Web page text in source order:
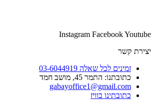
Instagram FacebookYoutube
יצירת קשר
זמינים לכל שאלה 03-6044919
כתובתנו: התמר 45, מושב חמד​
gabayoffice1@gmail.com
כתובתינו בוויז